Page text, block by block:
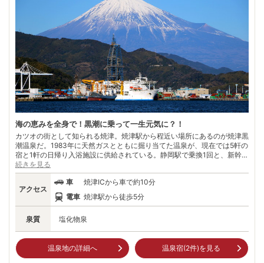
海の恵みを全身で！黒潮に乗って一生元気に？！
カツオの街として知られる焼津。焼津駅から程近い場所にあるのが焼津黒
潮温泉だ。1983年に天然ガスとともに掘り当てた温泉が、現在では5軒の
宿と1軒の日帰り入浴施設に供給されている。静岡駅で乗換1回と、新幹線
からのアクセスも良いため、まさに温泉とグルメ両方楽しみたいという人
にはもってこいだ。ひとたび降り立てばそこは海の恵みが盛りだくさん。
近くにある「大崩海岸」は断崖絶壁の景勝地として知られ、駿河湾越しに
富士山や対岸の伊豆半島を眺めることもできる。温泉に浸かって新鮮な海
の幸を頂けばカツオのように一生元気に動き続けられるかも…？
続きを見る
泉質 塩化物泉
アクセス
車
焼津ICから車で約10分
電車 焼津駅から徒歩5分
温泉地の詳細へ 温泉宿(2件)を見る